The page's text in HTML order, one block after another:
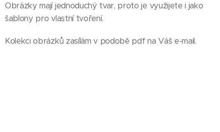
Obrázky mají jednoduchý tvar, proto je využijete i jako
šablony pro vlastní tvoření.
Kolekci obrázků zasílám v podobě pdf na Váš e-mail.